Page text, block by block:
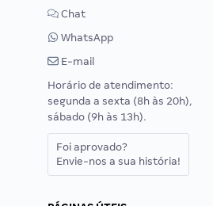
Chat
WhatsApp
E-mail
Horário de atendimento:
segunda a sexta (8h às 20h),
sábado (9h às 13h).
Foi aprovado?
Envie-nos a sua história!